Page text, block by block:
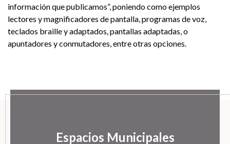
información que publicamos”, poniendo como ejemplos
lectores y magnificadores de pantalla, programas de voz,
teclados braille y adaptados, pantallas adaptadas, o
apuntadores y conmutadores, entre otras opciones.
Espacios Municipales